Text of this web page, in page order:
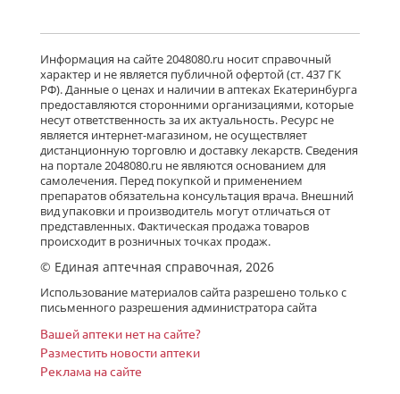
Детралекс (табл. п. плен. о. 1000 мг
№ 60) Лаборатории Сервье
Индастри Франция Сервье РУС ООО
Россия
есть в 17 аптеках
от 2 983,00 до 3 784,00
Флебавен (табл. п. плен. о. 500 мг №
32) КРКА-Рус ООО Россия
есть в 1 аптеках
от 910,00 до 910,00
Флебавен (табл. п. плен. о. 500 мг №
Нет в аптеках города
Детралекс (табл. п. плен. о. 1000 мг
Информация на сайте 2048080.ru носит справочный
характер и не является публичной офертой (ст. 437 ГК
РФ). Данные о ценах и наличии в аптеках Екатеринбурга
предоставляются сторонними организациями, которые
несут ответственность за их актуальность. Ресурс не
является интернет-магазином, не осуществляет
дистанционную торговлю и доставку лекарств. Сведения
на портале 2048080.ru не являются основанием для
самолечения. Перед покупкой и применением
препаратов обязательна консультация врача. Внешний
вид упаковки и производитель могут отличаться от
представленных. Фактическая продажа товаров
происходит в розничных точках продаж.
© Единая аптечная справочная, 2026
Использование материалов сайта разрешено только с
письменного разрешения администратора сайта
Вашей аптеки нет на сайте?
Разместить новости аптеки
Реклама на сайте